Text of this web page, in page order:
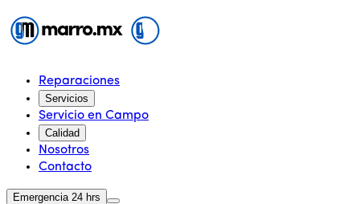
Reparaciones
Servicios
Servicio en Campo
Calidad
Nosotros
Contacto
Emergencia 24 hrs